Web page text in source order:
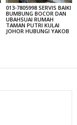
013-7805998 SERVIS BAIKI
BUMBUNG BOCOR DAN
UBAHSUAI RUMAH
TAMAN PUTRI KULAI
JOHOR HUBUNGI YAKOB